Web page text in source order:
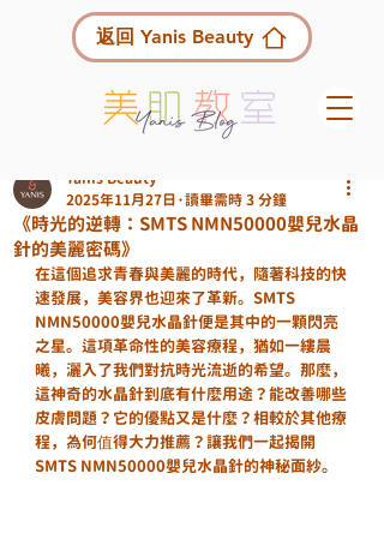
返回 Yanis Beauty
《時光的逆轉：SMTS NMN50000嬰兒水晶
針的美麗密碼》
Yanis Beauty
2025年11月27日 讀畢需時 3 分鐘
在這個追求青春與美麗的時代，隨著科技的快
速發展，美容界也迎來了革新。SMTS
NMN50000嬰兒水晶針便是其中的一顆閃亮
之星。這項革命性的美容療程，猶如一縷晨
曦，灑入了我們對抗時光流逝的希望。那麼，
這神奇的水晶針到底有什麼用途？能改善哪些
皮膚問題？它的優點又是什麼？相較於其他療
程，為何值得大力推薦？讓我們一起揭開
SMTS NMN50000嬰兒水晶針的神秘面紗。